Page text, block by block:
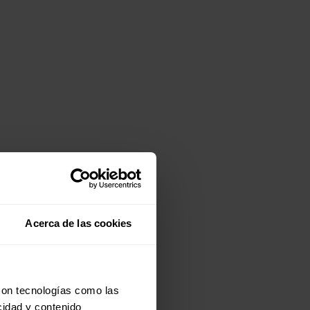
Acerca de las cookies
tecnologías como las
y contenido